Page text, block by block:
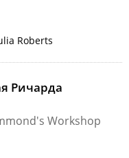
Roberts
Ричарда
Workshop